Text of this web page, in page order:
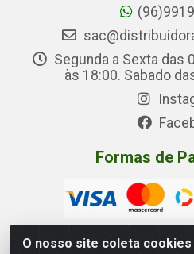
O nosso site coleta
Segunda a Sexta das
às 18:00. Sabado
Formas de